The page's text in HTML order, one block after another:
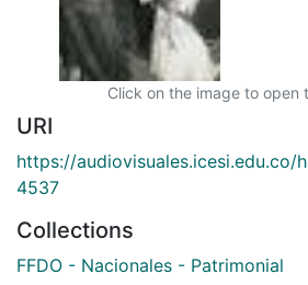
Click on the image to open
URI
https://audiovisuales.icesi.edu.co/
4537
Collections
FFDO - Nacionales - Patrimonial